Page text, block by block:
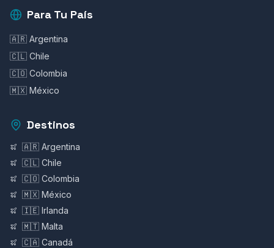
Para Tu País
🇦🇷 Argentina
🇨🇱 Chile
🇨🇴 Colombia
🇲🇽 México
Destinos
🇦🇷 Argentina
🇨🇱 Chile
🇨🇴 Colombia
🇲🇽 México
🇮🇪 Irlanda
🇲🇹 Malta
🇨🇦 Canadá